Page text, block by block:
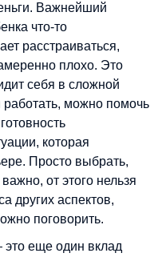
Важнейший
что-то
расстраиваться,
плохо. Это
себя в сложной
работать, можно помочь
которая
Просто выбрать,
от этого нельзя
других аспектов,
поговорить.
еще один вклад